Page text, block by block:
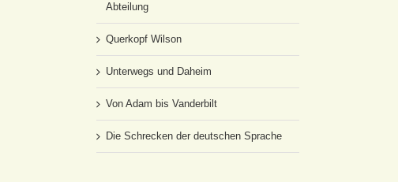
Abteilung
Querkopf Wilson
Unterwegs und Daheim
Von Adam bis Vanderbilt
Die Schrecken der deutschen Sprache